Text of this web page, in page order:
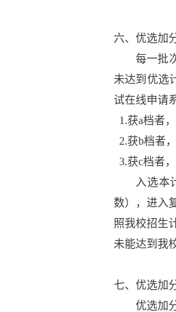
六、优选加
每一批
未达到优选
试在线申请
1.获a档者
2.获b档者
3.获c档者
入选本
数），进入
照我校招生
未能达到我
七、优选加
优选加